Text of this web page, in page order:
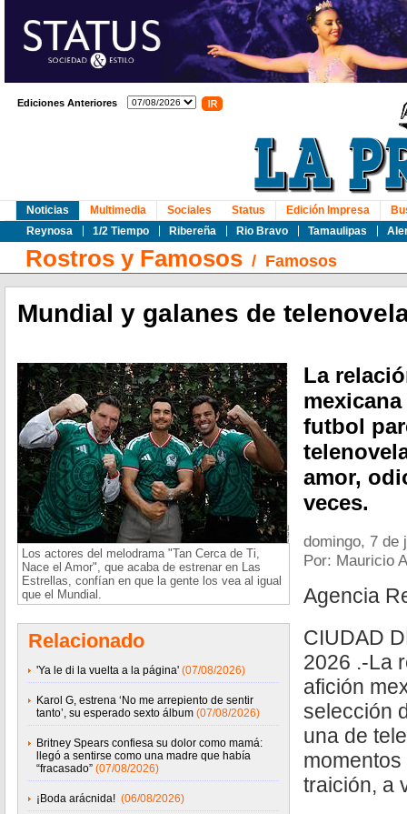
Ediciones Anteriores
Noticias
Reynosa
1/2 Tiempo Ribereña Rio Bravo Tamaulipas
Multimedia Sociales Status Edición Impresa
Rostros y Famosos / Famosos
Mundial y galanes de
Los actores del melodrama "Tan Cerca de Ti,
Nace el Amor", que acaba de estrenar en Las
Estrellas, confían en que la gente los vea al igual
que el Mundial.
Relacionado
'Ya le di la vuelta a la página' (07/08/2026)
Karol G, estrena ‘No me arrepiento de sentir
tanto’, su esperado sexto álbum (07/08/2026)
Britney Spears confiesa su dolor como mamá:
llegó a sentirse como una madre que había
“fracasado” (07/08/2026)
¡Boda arácnida! (06/08/2026)
La
futbol
amor,
veces.
domingo, 7 de
Por: Mauricio
Agencia
CIUDAD
2026 .-La
afición
selección
una de
traición, a